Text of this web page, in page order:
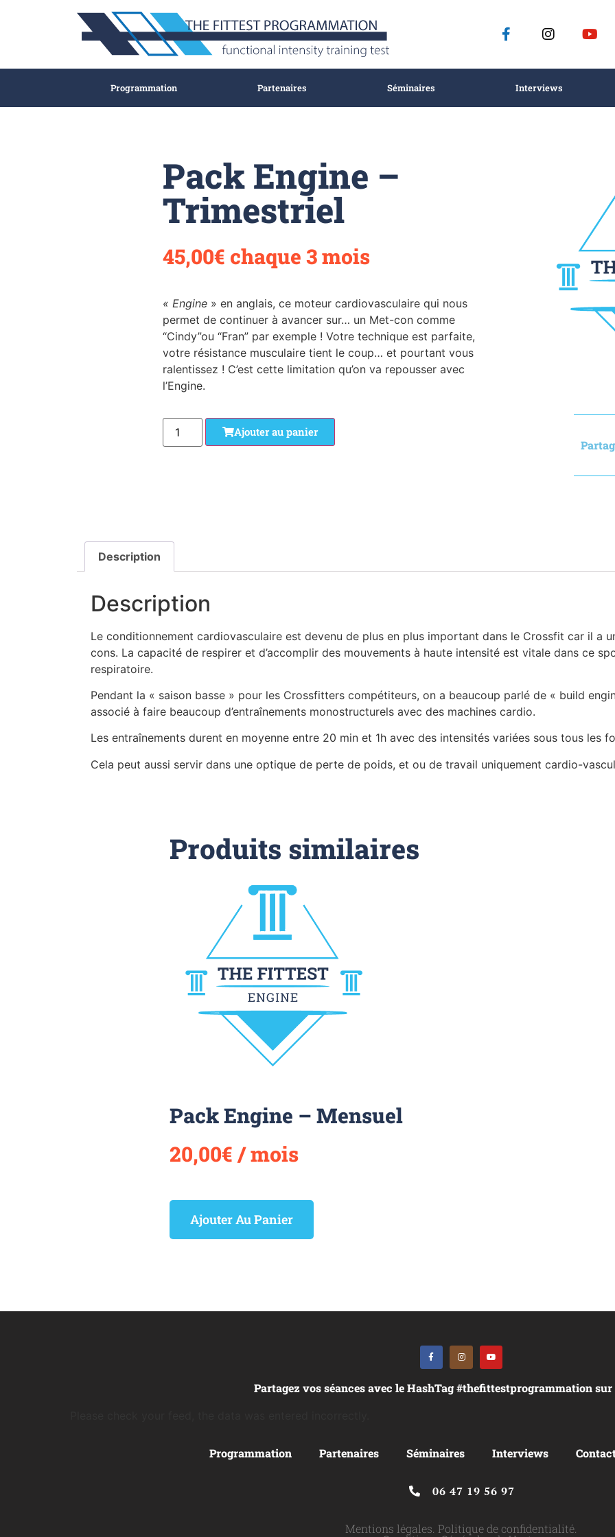
Programmation Partenaires Séminaires Interviews
Pack Engine –
Trimestriel
45,00€ chaque 3 mois
« Engine » en anglais, ce moteur cardiovasculaire qui nous
permet de continuer à avancer sur… un Met-con comme
“Cindy”ou “Fran” par exemple ! Votre technique est parfaite,
votre résistance musculaire tient le coup… et pourtant vous
ralentissez ! C’est cette limitation qu’on va repousser avec
l’Engine.
Ajouter au panier
Description
Description
Le conditionnement cardiovasculaire est devenu de plus en plus important dans le Crossfit car il a
cons. La capacité de respirer et d’accomplir des mouvements à haute intensité est vitale dans ce
respiratoire.
Pendant la « saison basse » pour les Crossfitters compétiteurs, on a beaucoup parlé de « build
associé à faire beaucoup d’entraînements monostructurels avec des machines cardio.
Les entraînements durent en moyenne entre 20 min et 1h avec des intensités variées sous tous les
Cela peut aussi servir dans une optique de perte de poids, et ou de travail uniquement cardio-
Produits similaires
Pack Engine – Mensuel
20,00€ / mois
Ajouter Au Panier
Partagez vos séances avec le HashTag #thefittestprogrammation
Programmation Partenaires Séminaires Interviews
06 47 19 56 97
Mentions légales Politique de confidentialité